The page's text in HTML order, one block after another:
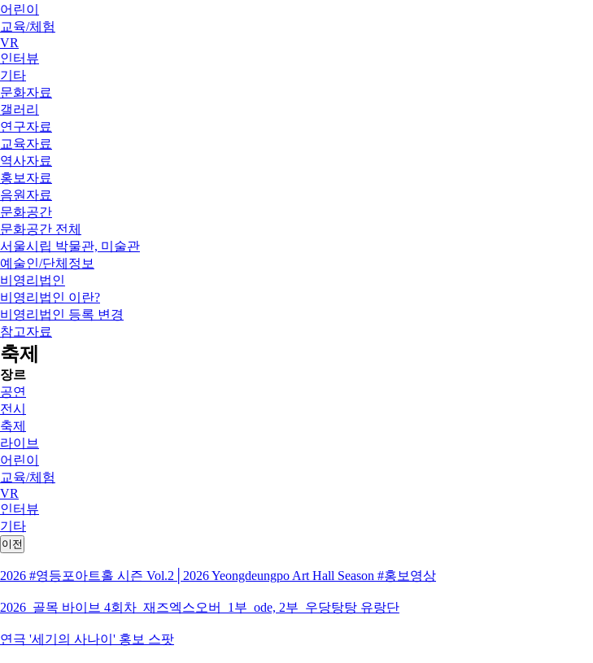
어린이
교육/체험
VR
인터뷰
기타
문화자료
갤러리
연구자료
교육자료
역사자료
홍보자료
음원자료
문화공간
문화공간 전체
서울시립 박물관, 미술관
예술인/단체정보
비영리법인
비영리법인 이란?
비영리법인 등록 변경
참고자료
축제
장르
공연
전시
축제
라이브
어린이
교육/체험
VR
인터뷰
기타
이전
2026 #영등포아트홀 시즌 Vol.2│2026 Yeongdeungpo Art Hall Season #홍보영상
2026_골목 바이브 4회차_재즈엑스오버_1부_ode, 2부_우당탕탕 유랑단
연극 '세기의 사나이' 홍보 스팟